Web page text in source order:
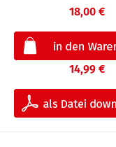
18,00 €
14,99 €